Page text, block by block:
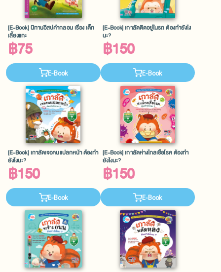
[E-Book] นิทานอีสปคำกลอน เรื่อง เด็ก
เลี้ยงแกะ
฿75
E-Book
[E-Book] เกาลัดติดอยู่ในรถ ต้องทำยังไง
นะ?
฿150
E-Book
[E-Book] เกาลัดเจอคนแปลกหน้า ต้องทำ
ยังไงนะ?
฿150
E-Book
[E-Book] เกาลัดห่างไกลเชื้อโรค ต้องทำ
ยังไงนะ?
฿150
E-Book